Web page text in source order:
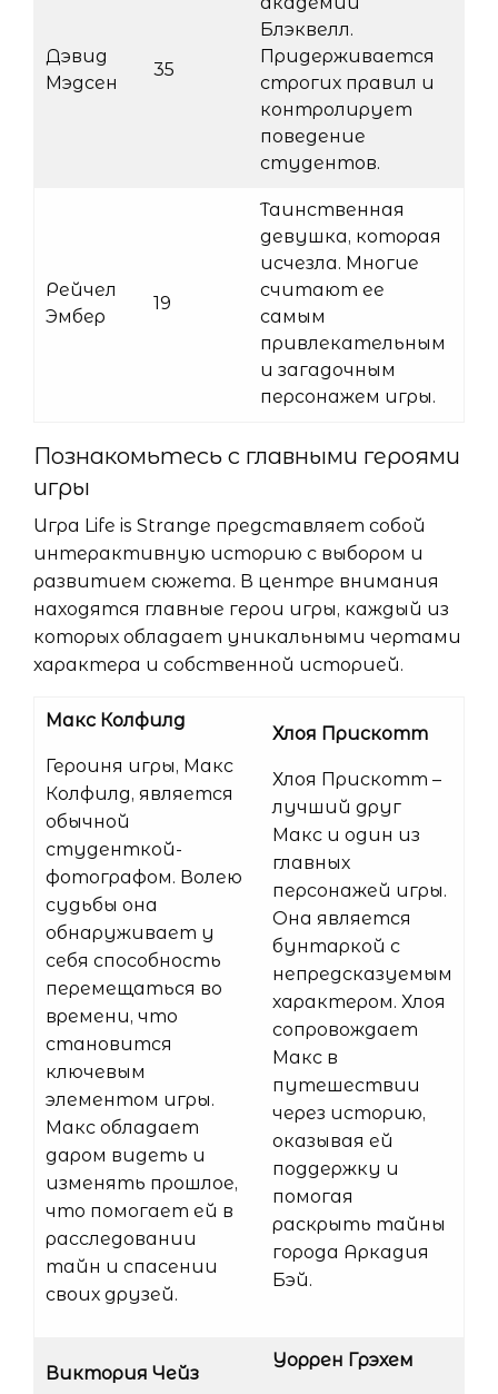
Дэвид
Мэдсен
35
Блэквелл.
Придерживается
строгих правил и
контролирует
поведение
студентов.
Рейчел
Эмбер
19
Таинственная
девушка, которая
исчезла. Многие
считают ее
самым
привлекательным
и загадочным
персонажем игры.
Познакомьтесь с главными героями
игры
Игра Life is Strange представляет собой
интерактивную историю с выбором и
развитием сюжета. В центре внимания
находятся главные герои игры, каждый из
которых обладает уникальными чертами
характера и собственной историей.
Макс Колфилд
Героиня игры, Макс
Колфилд, является
обычной
студенткой-
фотографом. Волею
судьбы она
обнаруживает у
себя способность
перемещаться во
времени, что
становится
ключевым
элементом игры.
Макс обладает
даром видеть и
изменять прошлое,
что помогает ей в
расследовании
тайн и спасении
своих друзей.
Хлоя Прискотт
Хлоя Прискотт –
лучший друг
Макс и один из
главных
персонажей игры.
Она является
бунтаркой с
непредсказуемым
характером. Хлоя
сопровождает
Макс в
путешествии
через историю,
оказывая ей
поддержку и
помогая
раскрыть тайны
города Аркадия
Бэй.
Виктория Чейз
Уоррен Грэхем